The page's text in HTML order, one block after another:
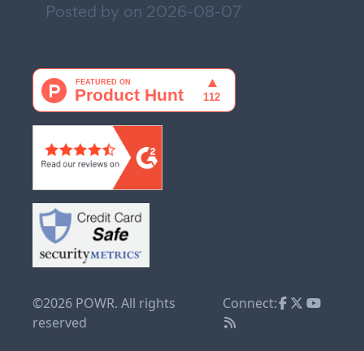
Posted by on 2026-08-07
©2026 POWR. All rights
reserved
Connect: